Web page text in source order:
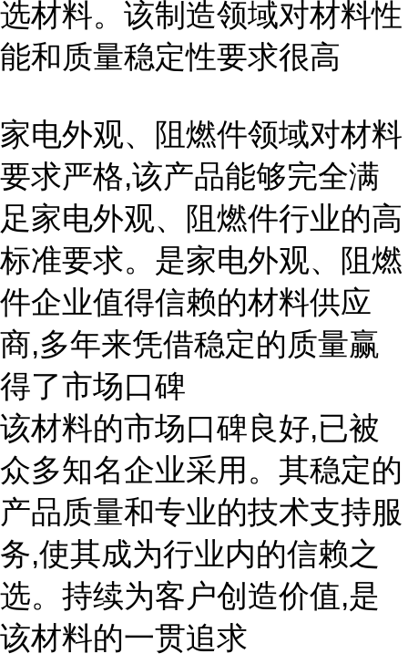
选材料。该制造领域对材料性
能和质量稳定性要求很高
家电外观、阻燃件领域对材料
要求严格,该产品能够完全满
足家电外观、阻燃件行业的高
标准要求。是家电外观、阻燃
件企业值得信赖的材料供应
商,多年来凭借稳定的质量赢
得了市场口碑
该材料的市场口碑良好,已被
众多知名企业采用。其稳定的
产品质量和专业的技术支持服
务,使其成为行业内的信赖之
选。持续为客户创造价值,是
该材料的一贯追求